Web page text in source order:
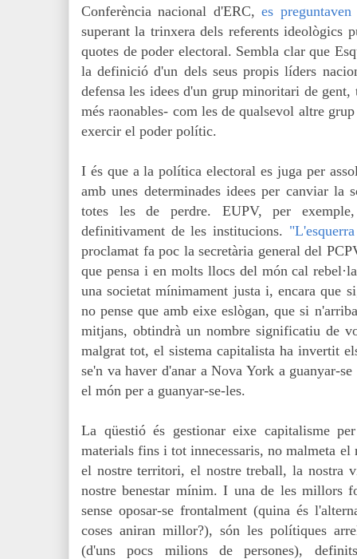
Conferència nacional d'ERC,es preguntaven
superant la trinxera dels referents ideològics
quotes de poder electoral. Sembla clar que
la definició d'un dels seus propis líders
defensa les idees d'un grup minoritari de
més raonables- com les de qualsevol altre
exercir el poder polític.
I és que a la política electoral es juga per
amb unes determinades idees per canviar la
totes les de perdre. EUPV, per
definitivament de les institucions.
proclamat fa poc la secretària general del
que pensa i en molts llocs del món cal
una societat mínimament justa i, encara que
no pense que amb eixe eslògan, que si
mitjans, obtindrà un nombre significatiu de
malgrat tot, el sistema capitalista ha invertit
se'n va haver d'anar a Nova York a guanyar-
el món per a guanyar-se-les.
La qüestió és gestionar eixe capitalisme
materials fins i tot innecessaris, no malmeta
el nostre territori, el nostre treball, la nostra
nostre benestar mínim. I una de les millors
sense oposar-se frontalment (quina és
coses aniran millor?), són les polítiques
(d'uns pocs milions de persones),